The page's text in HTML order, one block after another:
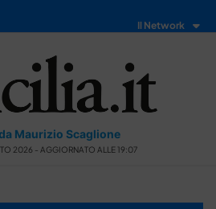
Il Network
Maurizio Scaglione
2026 - AGGIORNATO ALLE 19:07